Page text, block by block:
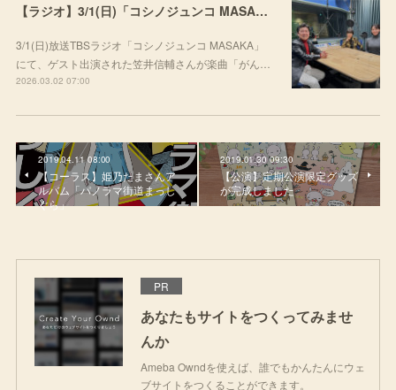
【ラジオ】3/1(日)「コシノジュンコ MASAKA」にて楽曲をご紹介いただきました
3/1(日)放送TBSラジオ「コシノジュンコ MASAKA」
にて、ゲスト出演された笠井信輔さんが楽曲「がん…
2026.03.02 07:00
2019.04.11 08:00
【コーラス】姫乃たまさんア
ルバム「パノラマ街道まっし
ぐら」
2019.01.30 09:30
【公演】定期公演限定グッズ
が完成しました
PR
あなたもサイトをつくってみませ
んか
Ameba Owndを使えば、誰でもかんたんにウェ
ブサイトをつくることができます。